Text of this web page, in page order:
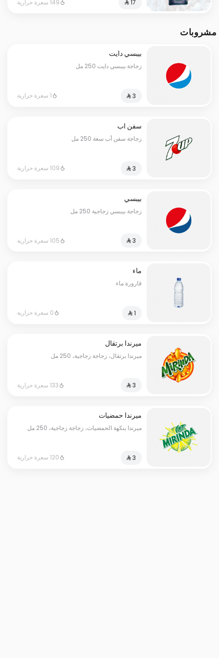
149 سعرة حرارية
مشروبات
بيبسي دايت
زجاجة بيبسي دايت 250 مل
1 سعرة حرارية
سفن اب
زجاجة سفن أب سعة 250 مل
109 سعرة حرارية
بيبسي
زجاجة بيبسي زجاجية 250 مل
105 سعرة حرارية
ماء
قارورة ماء
0 سعرة حرارية
ميرندا برتقال
ميرندا برتقال، زجاجة زجاجية، 250 مل
133 سعرة حرارية
ميرندا حمضيات
ميرندا بنكهة الحمضيات، زجاجة زجاجية، 250 مل
120 سعرة حرارية